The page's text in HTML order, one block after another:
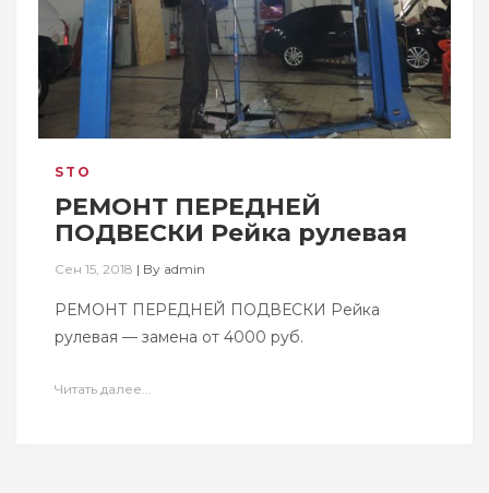
STO
РЕМОНТ ПЕРЕДНЕЙ
ПОДВЕСКИ Рейка рулевая
Сен 15, 2018 | By admin
РЕМОНТ ПЕРЕДНЕЙ ПОДВЕСКИ Рейка
рулевая — замена от 4000 руб.
Читать далее...